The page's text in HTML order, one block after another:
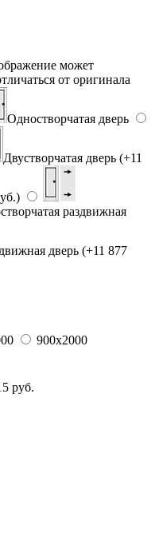
может
от оригинала
Одностворчатая дверь
Двустворчатая дверь (+11
раздвижная
дверь (+11 877
900x2000
руб.